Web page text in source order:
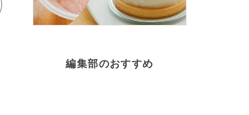
編集部のおすすめ